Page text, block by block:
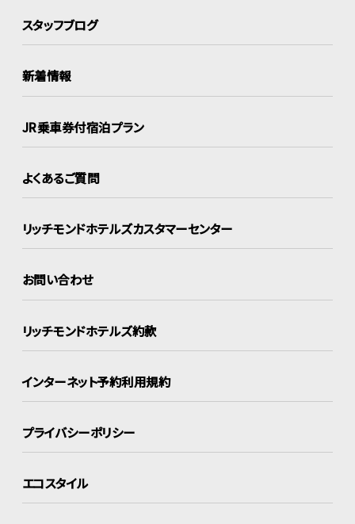
スタッフブログ
新着情報
JR乗車券付宿泊プラン
よくあるご質問
リッチモンドホテルズカスタマーセンター
お問い合わせ
リッチモンドホテルズ約款
インターネット予約利用規約
プライバシーポリシー
エコスタイル